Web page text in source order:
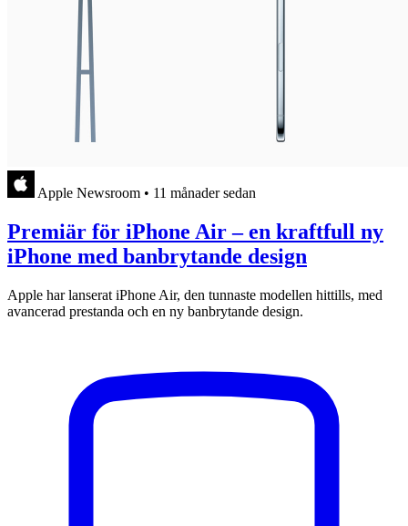
Apple Newsroom • 11 månader sedan
Premiär för iPhone Air – en kraftfull ny
iPhone med banbrytande design
Apple har lanserat iPhone Air, den tunnaste modellen hittills, med
avancerad prestanda och en ny banbrytande design.